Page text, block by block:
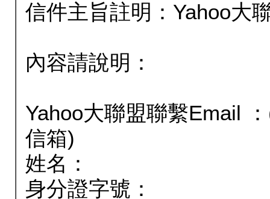
信件主旨註明：Yahoo大
內容請說明：
Yahoo大聯盟聯繫Email
信箱)
姓名：
身分證字號：